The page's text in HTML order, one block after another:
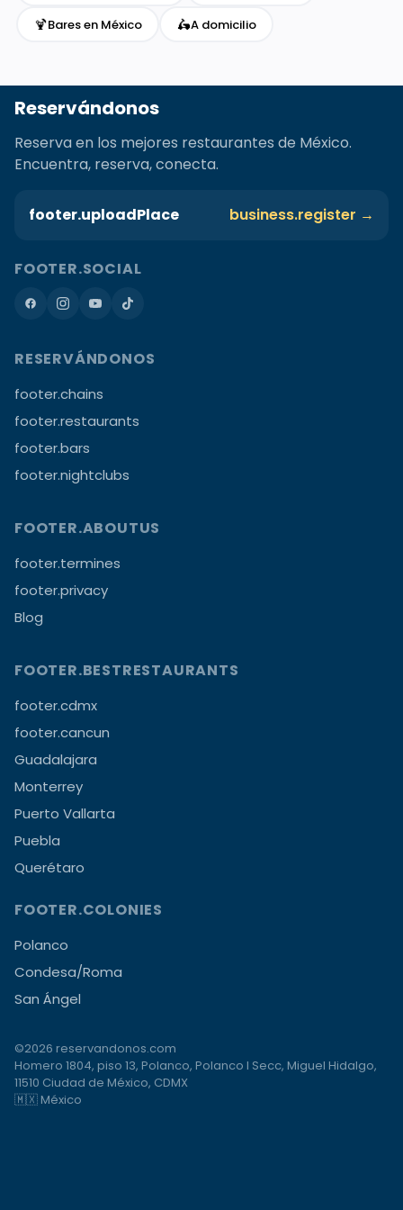
🍹Bares en México 🛵A domicilio
Reservándonos
Reserva en los mejores restaurantes de México.
Encuentra, reserva, conecta.
footer.uploadPlace business.register →
FOOTER.SOCIAL
RESERVÁNDONOS
footer.chains
footer.restaurants
footer.bars
footer.nightclubs
FOOTER.ABOUTUS
footer.termines
footer.privacy
Blog
FOOTER.BESTRESTAURANTS
footer.cdmx
footer.cancun
Guadalajara
Monterrey
Puerto Vallarta
Puebla
Querétaro
FOOTER.COLONIES
Polanco
Condesa/Roma
San Ángel
©2026 reservandonos.com
Homero 1804, piso 13, Polanco, Polanco I Secc, Miguel Hidalgo,
11510 Ciudad de México, CDMX
🇲🇽 México